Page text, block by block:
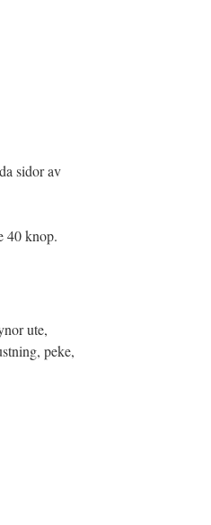
sidor av
40 knop.
ute,
peke,